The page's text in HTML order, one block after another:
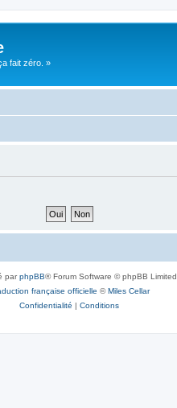
fait zéro. »
parphpBB® Forum Software © phpBB Limited
française officielle ©Miles Cellar
Confidentialité | Conditions